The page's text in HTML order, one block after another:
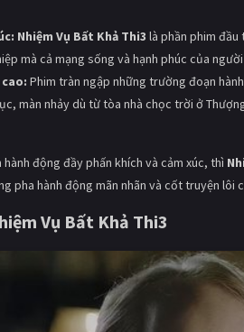
Nhiệm Vụ Bất Khả Thi3 là phần phim
mà cả mạng sống và hạnh phúc của
Phim tràn ngập những trường đoạn
màn nhảy dù từ tòa nhà chọc trời ở
động đầy phấn khích và cảm xúc, thì
pha hành động mãn nhãn và cốt truyện lôi
Vụ Bất Khả Thi3